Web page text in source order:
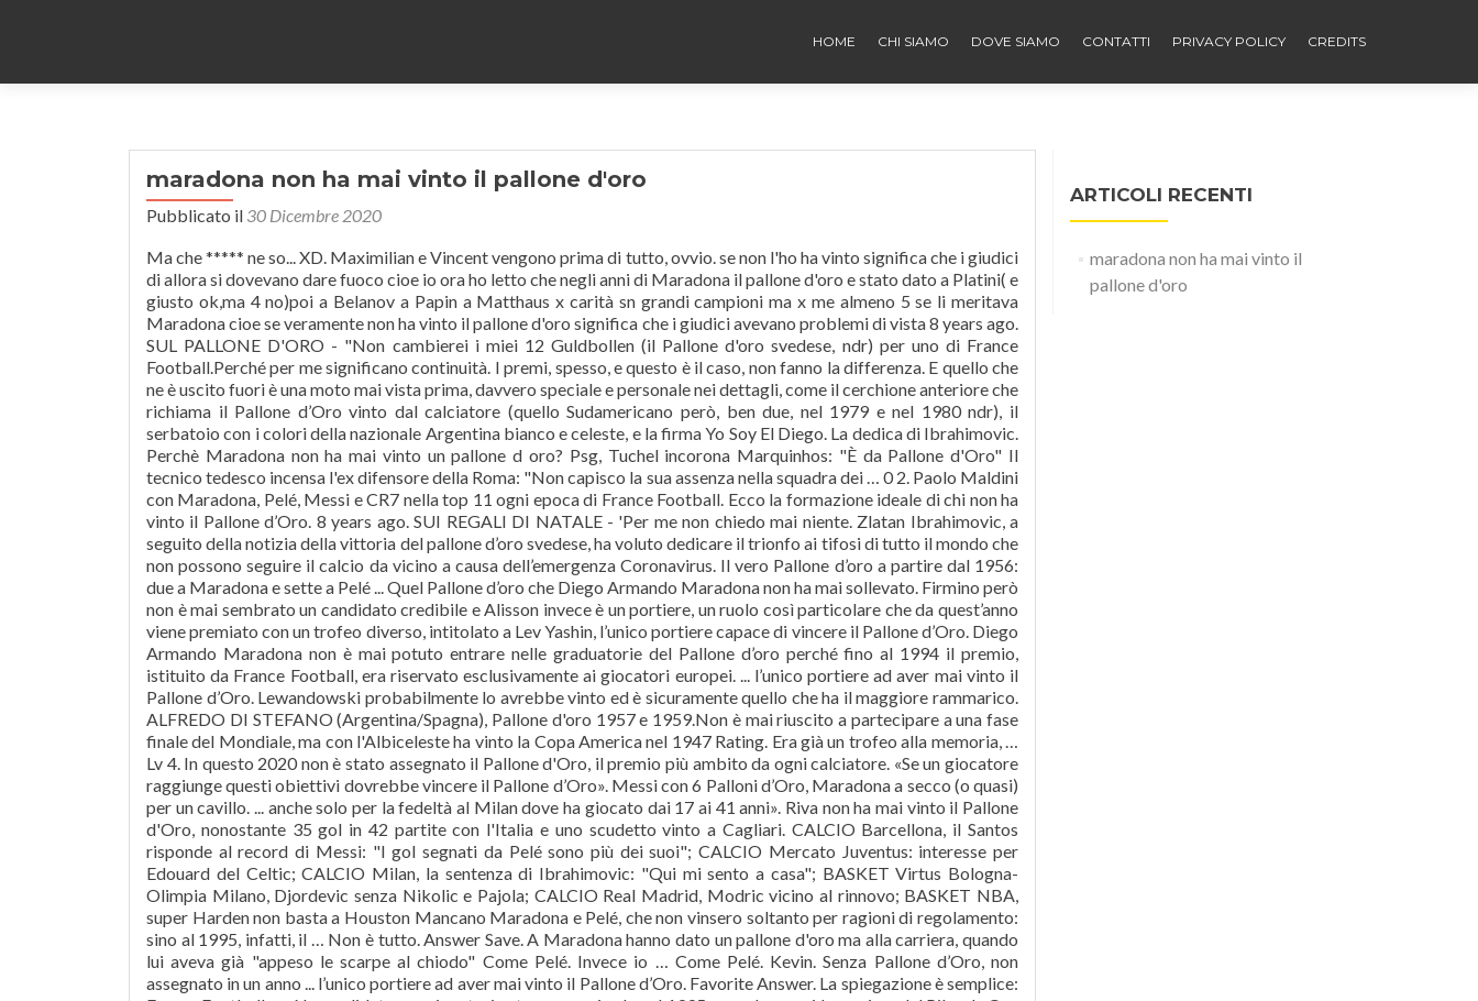
HOME CHI SIAMO DOVE SIAMO CONTATTI PRIVACY POLICY CREDITS
maradona non ha mai vinto il pallone d'oro
Pubblicato il 30 Dicembre 2020
Ma che ***** ne so... XD. Maximilian e Vincent vengono prima di tutto, ovvio. se non l'ho ha vinto significa che i giudici
di allora si dovevano dare fuoco cioe io ora ho letto che negli anni di Maradona il pallone d'oro e stato dato a Platini( e
giusto ok,ma 4 no)poi a Belanov a Papin a Matthaus x carità sn grandi campioni ma x me almeno 5 se li meritava
Maradona cioe se veramente non ha vinto il pallone d'oro significa che i giudici avevano problemi di vista 8 years ago.
SUL PALLONE D'ORO - "Non cambierei i miei 12 Guldbollen (il Pallone d'oro svedese, ndr) per uno di France
Football.Perché per me significano continuità. I premi, spesso, e questo è il caso, non fanno la differenza. E quello che
ne è uscito fuori è una moto mai vista prima, davvero speciale e personale nei dettagli, come il cerchione anteriore che
richiama il Pallone d’Oro vinto dal calciatore (quello Sudamericano però, ben due, nel 1979 e nel 1980 ndr), il
serbatoio con i colori della nazionale Argentina bianco e celeste, e la firma Yo Soy El Diego. La dedica di Ibrahimovic.
Perchè Maradona non ha mai vinto un pallone d oro? Psg, Tuchel incorona Marquinhos: "È da Pallone d'Oro" Il
tecnico tedesco incensa l'ex difensore della Roma: "Non capisco la sua assenza nella squadra dei … 0 2. Paolo Maldini
con Maradona, Pelé, Messi e CR7 nella top 11 ogni epoca di France Football. Ecco la formazione ideale di chi non ha
vinto il Pallone d’Oro. 8 years ago. SUI REGALI DI NATALE - 'Per me non chiedo mai niente. Zlatan Ibrahimovic, a
seguito della notizia della vittoria del pallone d’oro svedese, ha voluto dedicare il trionfo ai tifosi di tutto il mondo che
non possono seguire il calcio da vicino a causa dell’emergenza Coronavirus. Il vero Pallone d’oro a partire dal 1956:
due a Maradona e sette a Pelé ... Quel Pallone d’oro che Diego Armando Maradona non ha mai sollevato. Firmino però
non è mai sembrato un candidato credibile e Alisson invece è un portiere, un ruolo così particolare che da quest’anno
viene premiato con un trofeo diverso, intitolato a Lev Yashin, l’unico portiere capace di vincere il Pallone d’Oro. Diego
Armando Maradona non è mai potuto entrare nelle graduatorie del Pallone d’oro perché fino al 1994 il premio,
istituito da France Football, era riservato esclusivamente ai giocatori europei. ... l’unico portiere ad aver mai vinto il
Pallone d’Oro. Lewandowski probabilmente lo avrebbe vinto ed è sicuramente quello che ha il maggiore rammarico.
ALFREDO DI STEFANO (Argentina/Spagna), Pallone d'oro 1957 e 1959.Non è mai riuscito a partecipare a una fase
finale del Mondiale, ma con l'Albiceleste ha vinto la Copa America nel 1947 Rating. Era già un trofeo alla memoria, …
Lv 4. In questo 2020 non è stato assegnato il Pallone d'Oro, il premio più ambito da ogni calciatore. «Se un giocatore
raggiunge questi obiettivi dovrebbe vincere il Pallone d’Oro». Messi con 6 Palloni d’Oro, Maradona a secco (o quasi)
per un cavillo. ... anche solo per la fedeltà al Milan dove ha giocato dai 17 ai 41 anni». Riva non ha mai vinto il Pallone
d'Oro, nonostante 35 gol in 42 partite con l'Italia e uno scudetto vinto a Cagliari. CALCIO Barcellona, il Santos
risponde al record di Messi: "I gol segnati da Pelé sono più dei suoi"; CALCIO Mercato Juventus: interesse per
Edouard del Celtic; CALCIO Milan, la sentenza di Ibrahimovic: "Qui mi sento a casa"; BASKET Virtus Bologna-
Olimpia Milano, Djordevic senza Nikolic e Pajola; CALCIO Real Madrid, Modric vicino al rinnovo; BASKET NBA,
super Harden non basta a Houston Mancano Maradona e Pelé, che non vinsero soltanto per ragioni di regolamento:
sino al 1995, infatti, il … Non è tutto. Answer Save. A Maradona hanno dato un pallone d'oro ma alla carriera, quando
lui aveva già "appeso le scarpe al chiodo" Come Pelé. Invece io … Come Pelé. Kevin. Senza Pallone d’Oro, non
assegnato in un anno ... l’unico portiere ad aver mai vinto il Pallone d’Oro. Favorite Answer. La spiegazione è semplice:
ARTICOLI RECENTI
maradona non ha mai vinto il
pallone d'oro